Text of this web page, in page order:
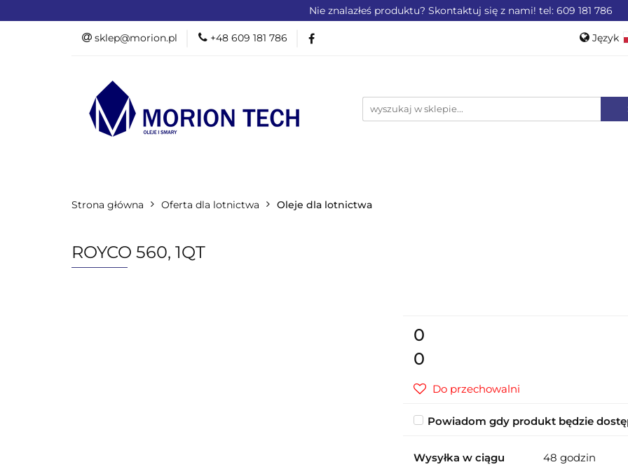
Nie znalazłeś produktu? Skontaktuj się z nami! tel: 609 181 786
sklep@morion.pl +48 609 181 786 Język
PROMOCJE %
OFERTA DLA PRZEMYSŁU OFERTA DLA LOTNICTWA OFERTA
Strona główna Oferta dla lotnictwa Oleje dla lotnictwa
ROYCO 560, 1QT
0
0
Do przechowalni
Powiadom gdy produkt będzie
Wysyłka w ciągu 48 godzin